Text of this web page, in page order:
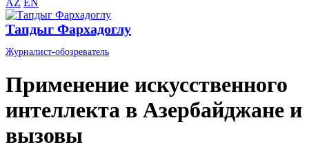
AZ EN
Тапдыг Фархадоглу
Журналист-обозреватель
Применение искусственного
интеллекта в Азербайджане и
вызовы